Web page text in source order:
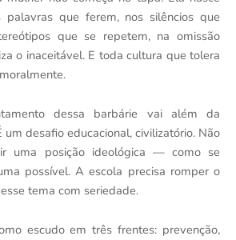
que ferem, nos silêncios que
que se repetem, na omissão
o inaceitável. E toda cultura que tolera
dessa barbárie vai além da
um desafio educacional, civilizatório. Não
uma posição ideológica — como se
possível. A escola precisa romper o
tema com seriedade.
escudo em três frentes: prevenção,